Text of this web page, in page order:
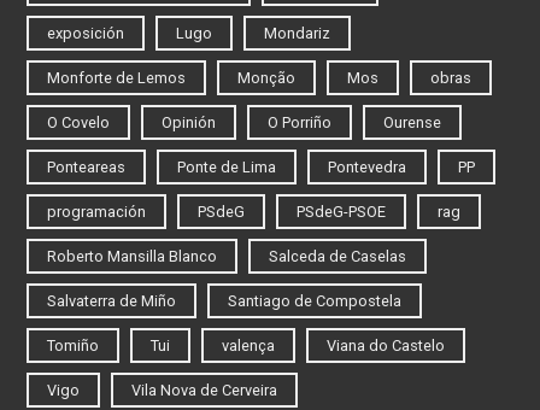
exposición Lugo Mondariz
Monforte de Lemos Monção Mos obras
O Covelo Opinión O Porriño Ourense
Ponteareas Ponte de Lima Pontevedra PP
programación PSdeG PSdeG-PSOE rag
Roberto Mansilla Blanco Salceda de Caselas
Salvaterra de Miño Santiago de Compostela
Tomiño Tui valença Viana do Castelo
Vigo Vila Nova de Cerveira